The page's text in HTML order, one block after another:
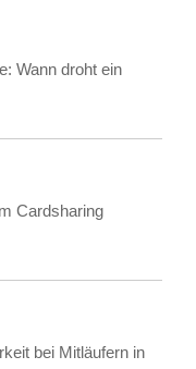
Wann droht ein
Cardsharing
bei Mitläufern in